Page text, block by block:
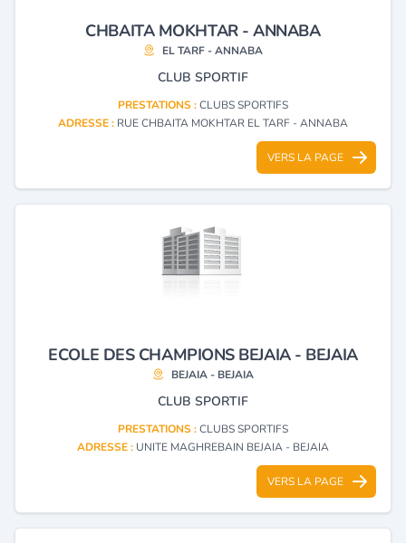
CHBAITA MOKHTAR - ANNABA
EL TARF - ANNABA
CLUB SPORTIF
PRESTATIONS :CLUBS SPORTIFS
ADRESSE : RUE CHBAITA MOKHTAR EL TARF - ANNABA
VERS LA PAGE
ECOLE DES CHAMPIONS BEJAIA - BEJAIA
BEJAIA - BEJAIA
CLUB SPORTIF
PRESTATIONS :CLUBS SPORTIFS
ADRESSE : UNITE MAGHREBAIN BEJAIA - BEJAIA
VERS LA PAGE